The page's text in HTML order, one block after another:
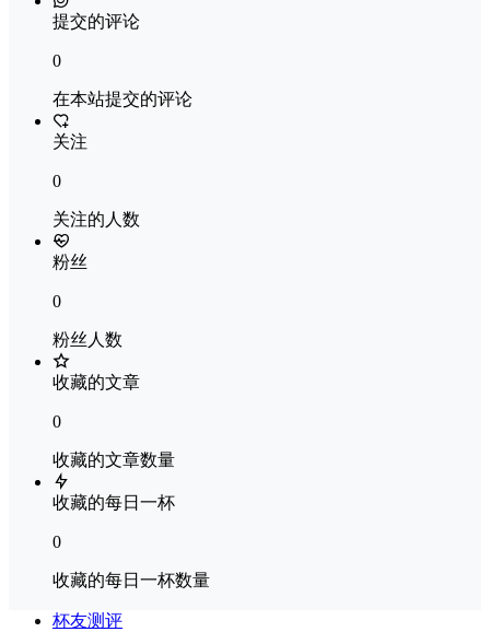
提交的评论
0
在本站提交的评论
关注
0
关注的人数
粉丝
0
粉丝人数
收藏的文章
0
收藏的文章数量
收藏的每日一杯
0
收藏的每日一杯数量
杯友测评